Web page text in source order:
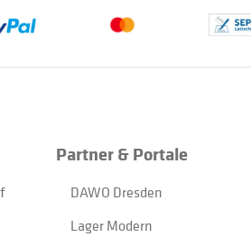
Partner & Portale
DAWO Dresden
Lager Modern